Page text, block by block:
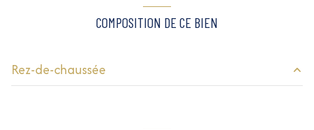
COMPOSITION DE CE BIEN
Rez-de-chaussée